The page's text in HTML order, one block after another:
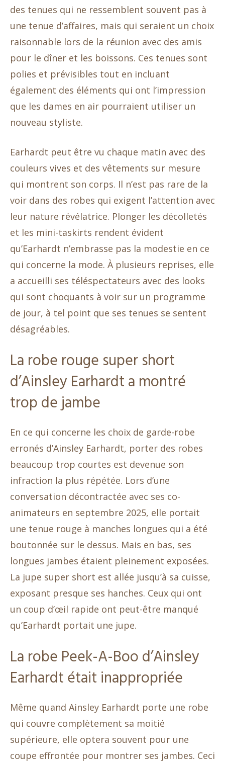
des tenues qui ne ressemblent souvent pas à
une tenue d’affaires, mais qui seraient un choix
raisonnable lors de la réunion avec des amis
pour le dîner et les boissons. Ces tenues sont
polies et prévisibles tout en incluant
également des éléments qui ont l’impression
que les dames en air pourraient utiliser un
nouveau styliste.
Earhardt peut être vu chaque matin avec des
couleurs vives et des vêtements sur mesure
qui montrent son corps. Il n’est pas rare de la
voir dans des robes qui exigent l’attention avec
leur nature révélatrice. Plonger les décolletés
et les mini-taskirts rendent évident
qu’Earhardt n’embrasse pas la modestie en ce
qui concerne la mode. À plusieurs reprises, elle
a accueilli ses téléspectateurs avec des looks
qui sont choquants à voir sur un programme
de jour, à tel point que ses tenues se sentent
désagréables.
La robe rouge super short
d’Ainsley Earhardt a montré
trop de jambe
En ce qui concerne les choix de garde-robe
erronés d’Ainsley Earhardt, porter des robes
beaucoup trop courtes est devenue son
infraction la plus répétée. Lors d’une
conversation décontractée avec ses co-
animateurs en septembre 2025, elle portait
une tenue rouge à manches longues qui a été
boutonnée sur le dessus. Mais en bas, ses
longues jambes étaient pleinement exposées.
La jupe super short est allée jusqu’à sa cuisse,
exposant presque ses hanches. Ceux qui ont
un coup d’œil rapide ont peut-être manqué
qu’Earhardt portait une jupe.
La robe Peek-A-Boo d’Ainsley
Earhardt était inappropriée
Même quand Ainsley Earhardt porte une robe
qui couvre complètement sa moitié
supérieure, elle optera souvent pour une
coupe effrontée pour montrer ses jambes. Ceci